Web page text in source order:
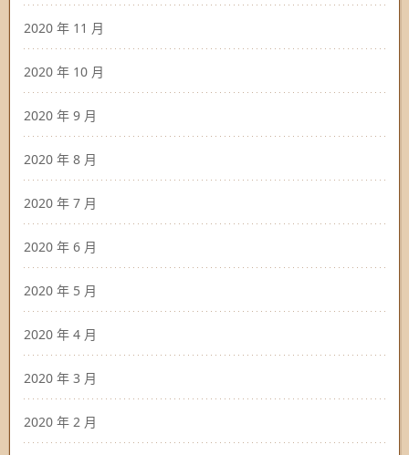
2020 年 11 月
2020 年 10 月
2020 年 9 月
2020 年 8 月
2020 年 7 月
2020 年 6 月
2020 年 5 月
2020 年 4 月
2020 年 3 月
2020 年 2 月